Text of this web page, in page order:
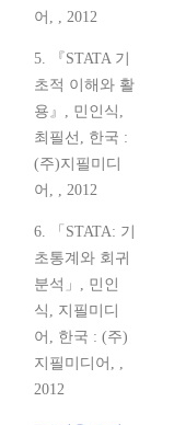
어, , 2012
5. 『STATA 기
초적 이해와 활
용』, 민인식,
최필선, 한국 :
(주)지필미디
어, , 2012
6. 「STATA: 기
초통계와 회귀
분석」, 민인
식, 지필미디
어, 한국 : (주)
지필미디어, ,
2012